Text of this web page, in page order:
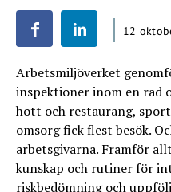
12
Arbetsmiljöverket
inspektioner inom en rad
hott och restaurang,
omsorg fick flest besök.
arbetsgivarna. Framför
kunskap och rutiner för
riskbedömning och